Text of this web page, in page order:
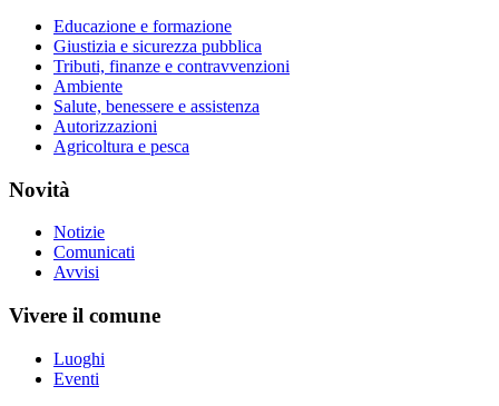
Educazione e formazione
Giustizia e sicurezza pubblica
Tributi, finanze e contravvenzioni
Ambiente
Salute, benessere e assistenza
Autorizzazioni
Agricoltura e pesca
Novità
Notizie
Comunicati
Avvisi
Vivere il comune
Luoghi
Eventi